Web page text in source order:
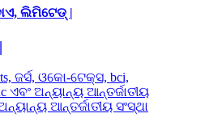
ଲିମିଟେଡ୍ |
ଜର୍ସ, ଓକୋ-ଟେକ୍ସ, bci,
ଏବଂ ଅନ୍ୟାନ୍ୟ ଆନ୍ତର୍ଜାତୀୟ
ଆନ୍ତର୍ଜାତୀୟ ସଂସ୍ଥା